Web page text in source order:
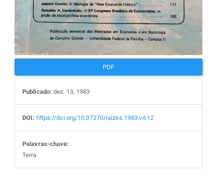
PDF
Publicado: dez. 13, 1983
DOI: https://doi.org/10.37370/raizes.1983.v.612
Palavras-chave:
Terra